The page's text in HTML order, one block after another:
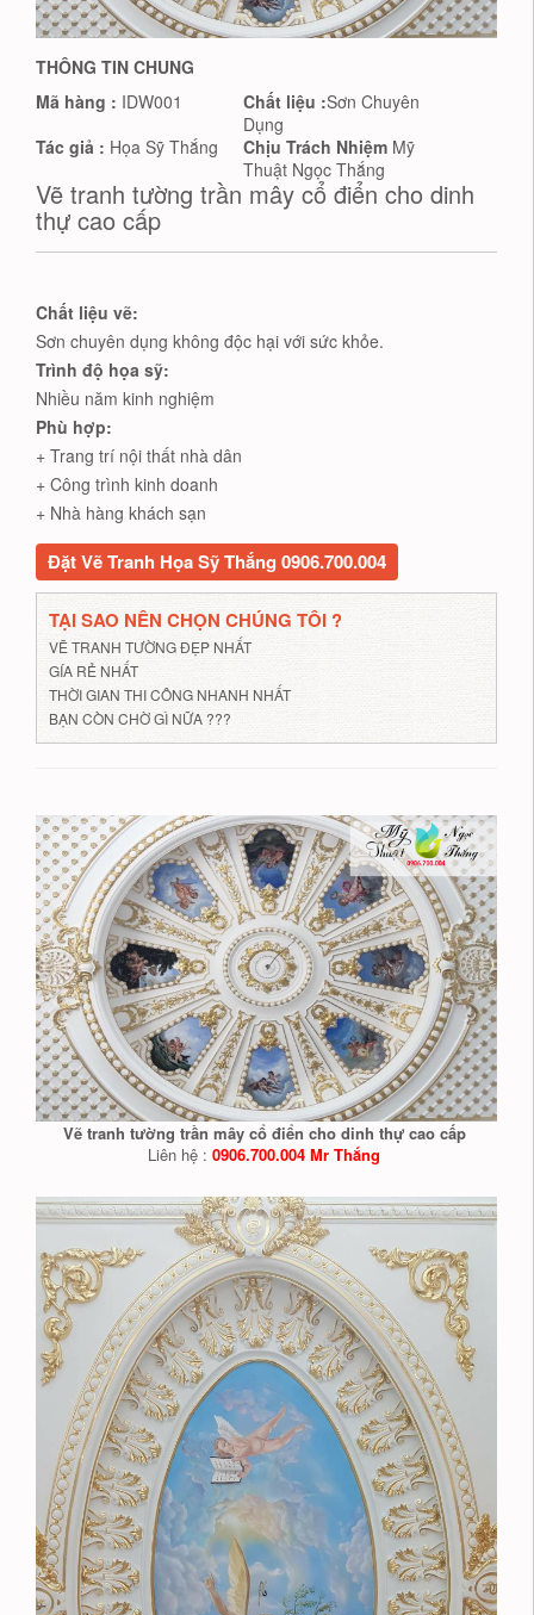
THÔNG TIN CHUNG
Mã hàng : IDW001 Chất liệu :Sơn Chuyên
Dụng
Tác giả : Họa Sỹ Thắng Chịu Trách Nhiệm Mỹ
Thuật Ngọc Thắng
Vẽ tranh tường trần mây cổ điển cho dinh
thự cao cấp
Chất liệu vẽ:
Sơn chuyên dụng không độc hại với sức khỏe.
Trình độ họa sỹ:
Nhiều năm kinh nghiệm
Phù hợp:
+ Trang trí nội thất nhà dân
+ Công trình kinh doanh
+ Nhà hàng khách sạn
Đặt Vẽ Tranh Họa Sỹ Thắng 0906.700.004
TẠI SAO NÊN CHỌN CHÚNG TÔI ?
VẼ TRANH TƯỜNG ĐẸP NHẤT
GÍA RẺ NHẤT
THỜI GIAN THI CÔNG NHANH NHẤT
BẠN CÒN CHỜ GÌ NỮA ???
Vẽ tranh tường trần mây cổ điển cho dinh thự cao cấp
Liên hệ : 0906.700.004 Mr Thắng